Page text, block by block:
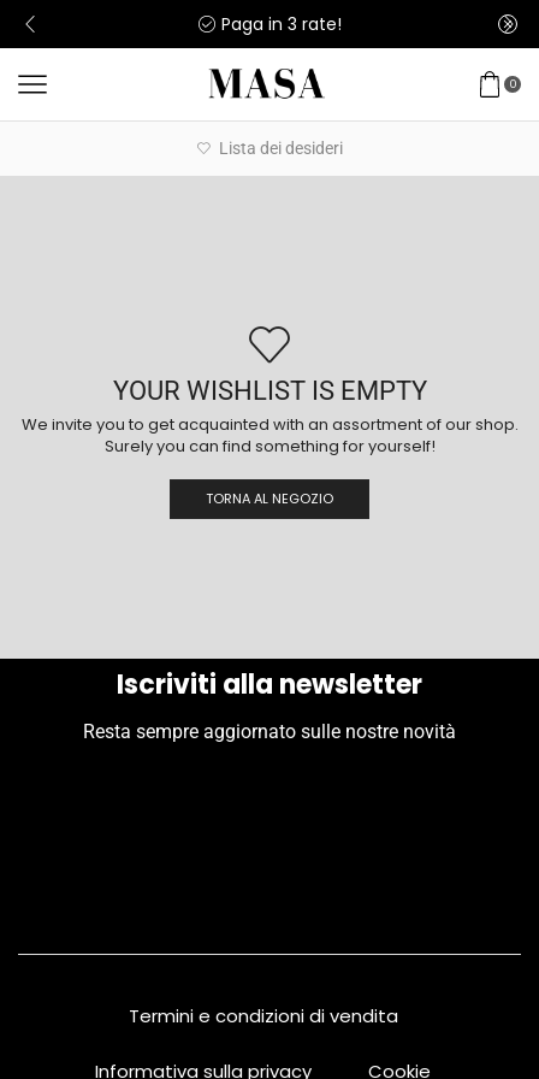
Paga in 3 rate!
0
Lista dei desideri
YOUR WISHLIST IS EMPTY
We invite you to get acquainted with an assortment of our shop.
Surely you can find something for yourself!
TORNA AL NEGOZIO
Iscriviti alla newsletter
Resta sempre aggiornato sulle nostre novità
Termini e condizioni di vendita
Informativa sulla privacy Cookie